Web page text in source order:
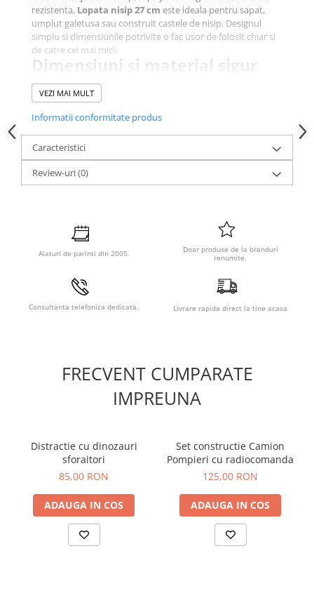
rezistenta, Lopata nisip 27 cm este ideala pentru sapat,
umplut galetusa sau construit castele de nisip. Designul
simplu si dimensiunile potrivite o fac usor de folosit chiar si
de catre cei mai mici.
Dimensiuni si material sigur
pentru copii
Cu o lungime de 27 cm si o greutate de doar 9 g,
nisip 27 cm
este usor de manevrat de copiii de la 2 ani in
sus. Este fabricata din plastic de calitate, rezistent la lovituri
si complet sigur pentru cei mici. Este disponibila in mai
multe culori vesele, ideale pentru joaca de vara.
Un singur produs, multiple
variante
perfecta pentru a fi adaugata in setul de jucarii de plaja al
copilului tau.
VEZI MAI MULT
Informatii conformitate produs
Caracteristici
Review-uri(0)
Alaturi de parinti din 2005.
Doar produse de la branduri
renumite.
Consultanta telefonica dedicata. Livrare rapida direct la tine acasa
FRECVENT CUMPARATE
IMPREUNA
Distractie cu dinozauri
sforaitori
85,00 RON
ADAUGA IN COS
Set constructie Camion
Pompieri cu radiocomanda
125,00 RON
ADAUGA IN COS